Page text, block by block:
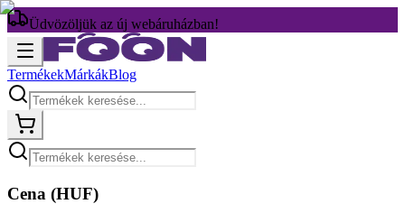
Üdvözöljük az új webáruházban!
TermékekMárkákBlog
Cena (HUF)